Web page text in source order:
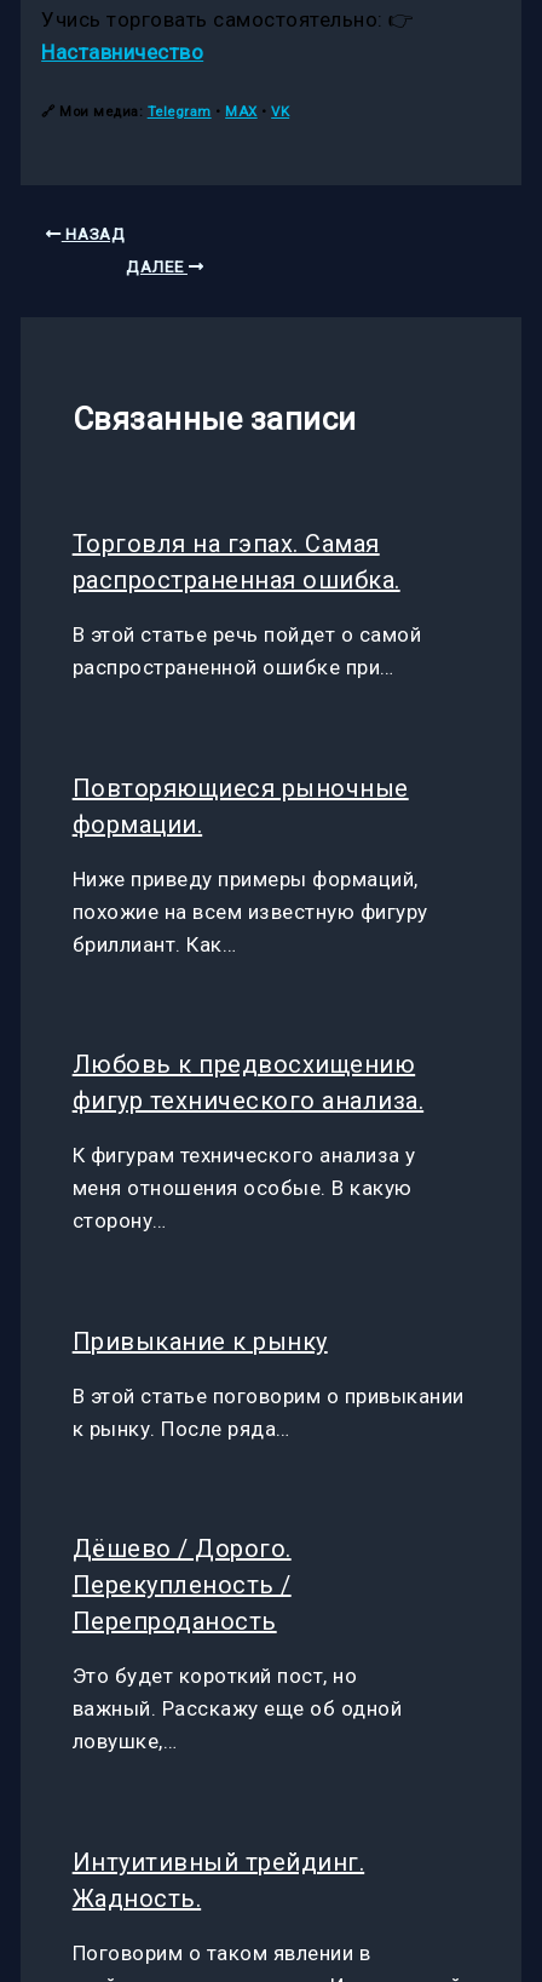
Учись торговать самостоятельно: 👉
Наставничество
🔗 Мои медиа: Telegram • MAX•VK
НАЗАД
ДАЛЕЕ
Связанные записи
Торговля на гэпах. Самая
распространенная ошибка.
В этой статье речь пойдет о самой
распространенной ошибке при…
Повторяющиеся рыночные
формации.
Ниже приведу примеры формаций,
похожие на всем известную фигуру
бриллиант. Как…
Любовь к предвосхищению
фигур технического анализа.
К фигурам технического анализа у
меня отношения особые. В какую
сторону…
Привыкание к рынку
В этой статье поговорим о привыкании
к рынку. После ряда…
Дёшево / Дорого.
Перекупленость /
Перепроданость
Это будет короткий пост, но
важный. Расскажу еще об одной
ловушке,…
Интуитивный трейдинг.
Жадность.
Поговорим о таком явлении в